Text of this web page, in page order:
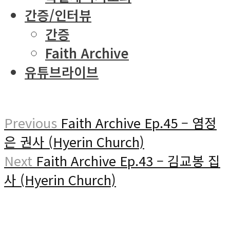
간증/인터뷰
간증
Faith Archive
유튜브라이브
Previous Faith Archive Ep.45 – 염정
은 권사 (Hyerin Church)
Next Faith Archive Ep.43 – 김교봉 집
사 (Hyerin Church)